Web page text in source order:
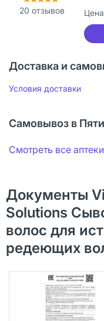
20 отзывов Цена
Доставка и
Условия доставки
Самовывоз в
Смотреть все аптеки
Документы
Solutions
волос для
редеющих